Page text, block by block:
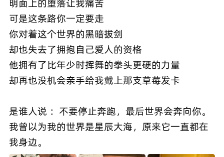
明面上的堕落让我痛苦
可是这条路你一定要走
你对着这个世界的黑暗拔剑
却也失去了拥抱自己爱人的资格
他拥有了比年少时挥舞的拳头更硬的力量
却再也没机会亲手给我戴上那支草莓发卡
是谁人说 ：不要停止奔跑，最后世界会奔向你。
我曾以为我的世界是星辰大海，原来它一直都在
我身边。